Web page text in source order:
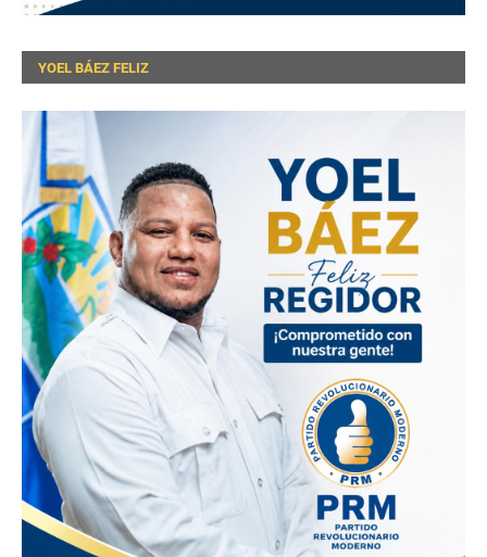
YOEL BÁEZ FELIZ